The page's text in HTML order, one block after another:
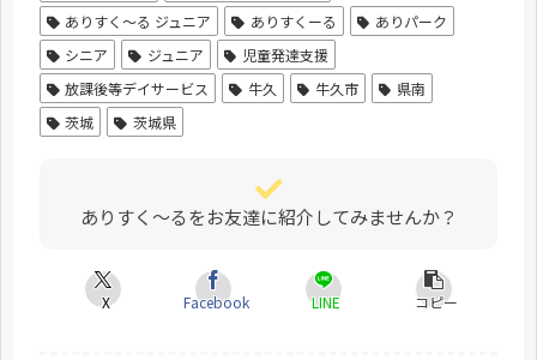
ありすく〜る ジュニア
ありすくーる
ありパーク
シニア
ジュニア
児童発達支援
放課後等デイサービス
牛久 牛久市
県南
茨城
茨城県
ありすく～るをお友達に紹介してみませんか？
X Facebook LINE コピー